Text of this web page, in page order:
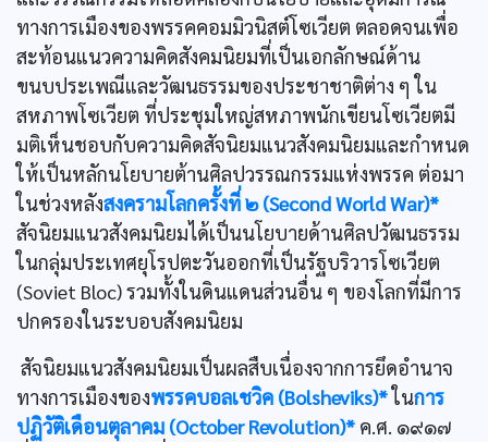
ทางการเมืองของพรรคคอมมิวนิสต์โซเวียต ตลอดจนเพื่อ
สะท้อนแนวความคิดสังคมนิยมที่เป็นเอกลักษณ์ด้าน
ขนบประเพณีและวัฒนธรรมของประชาชาติต่าง ๆ ใน
สหภาพโซเวียต ที่ประชุมใหญ่สหภาพนักเขียนโซเวียตมี
มติเห็นชอบกับความคิดสัจนิยมแนวสังคมนิยมและกำหนด
ให้เป็นหลักนโยบายต้านศิลปวรรณกรรมแห่งพรรค ต่อมา
ในช่วงหลังสงครามโลกครั้งที่ ๒ (Second World War)*
สัจนิยมแนวสังคมนิยมได้เป็นนโยบายด้านศิลปวัฒนธรรม
ในกลุ่มประเทศยุโรปตะวันออกที่เป็นรัฐบริวารโซเวียต
(Soviet Bloc) รวมทั้งในดินแดนส่วนอื่น ๆ ของโลกที่มีการ
ปกครองในระบอบสังคมนิยม
สัจนิยมแนวสังคมนิยมเป็นผลสืบเนื่องจากการยึดอำนาจ
ทางการเมืองของพรรคบอลเชวิค (Bolsheviks)*ในการ
ปฏิวัติเดือนตุลาคม (October Revolution)* ค.ศ. ๑๙๑๗